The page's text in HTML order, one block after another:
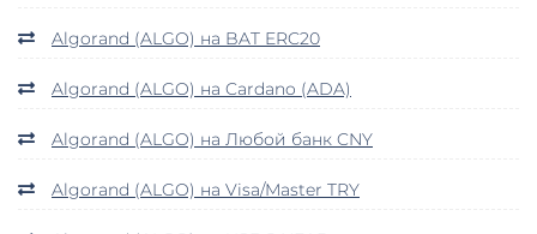
Algorand (ALGO) на BAT ERC20
Algorand (ALGO) на Cardano (ADA)
Algorand (ALGO) на Любой банк CNY
Algorand (ALGO) на Visa/Master TRY